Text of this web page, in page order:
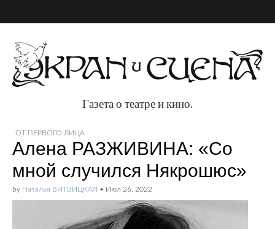
Газета о театре и
кино.
Газета о театре и кино.
ОТ ПЕРВОГО ЛИЦА
Алена РАЗЖИВИНА: «Со
мной случился Някрошюс»
by Наталья ВИТВИЦКАЯ • Июл 26, 2022